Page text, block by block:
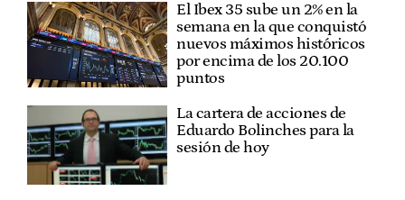
El Ibex 35 sube un 2% en la
semana en la que conquistó
nuevos máximos históricos
por encima de los 20.100
puntos
La cartera de acciones de
Eduardo Bolinches para la
sesión de hoy